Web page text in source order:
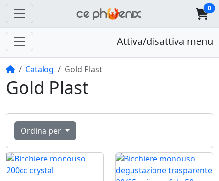
0
Attiva/disattiva menu
HomeCatalog Gold Plast
Gold Plast
Ordina per